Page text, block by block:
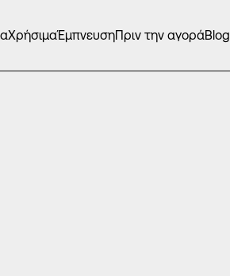
ΧρήσιμαΈμπνευσηΠριν την αγοράBlog